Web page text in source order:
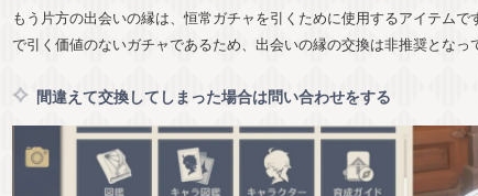
もう片方の出会いの縁は、恒常ガチャを引くために使用するアイテムで
で引く価値のないガチャであるため、出会いの縁の交換は非推奨となっ
間違えて交換してしまった場合は問い合わせをする